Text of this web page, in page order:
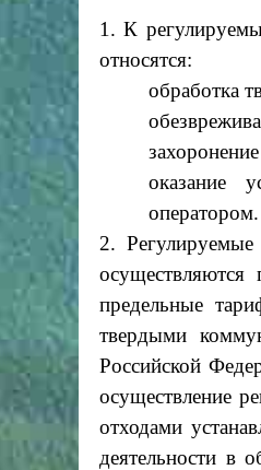
1. К
относятся:
обработка
оказание
оператором.
2.
предельные
твердыми
Российской
осуществление
отходами
деятельности в